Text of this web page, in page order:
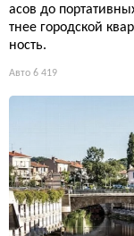
асов до
тнее городской
ность.
Авто 6 419